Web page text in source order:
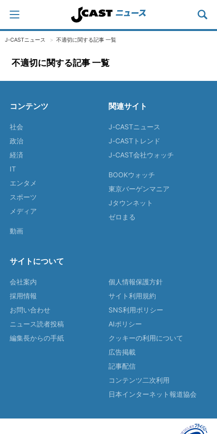
J-CASTニュース 不適切に関する記事 一覧
不適切に関する記事 一覧
コンテンツ
社会
政治
経済
IT
エンタメ
スポーツ
メディア
動画
関連サイト
J-CASTニュース
J-CASTトレンド
J-CAST会社ウォッチ
BOOKウォッチ
東京バーゲンマニア
Jタウンネット
ゼロまる
サイトについて
会社案内
採用情報
お問い合わせ
ニュース読者投稿
編集長からの手紙
個人情報保護方針
サイト利用規約
SNS利用ポリシー
AIポリシー
クッキーの利用について
広告掲載
記事配信
コンテンツ二次利用
日本インターネット報道協会